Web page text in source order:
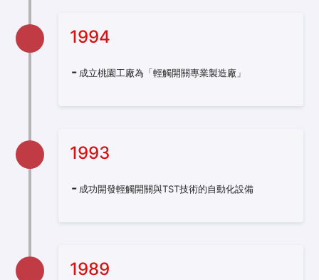
1994
成立桃園工廠為「輕觸開關專業製造廠」
1993
成功開發輕觸開關與TST技術的自動化設備
1989